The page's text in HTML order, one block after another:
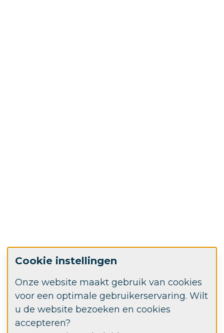
Cookie instellingen
Onze website maakt gebruik van cookies
voor een optimale gebruikerservaring. Wilt
u de website bezoeken en cookies
accepteren?